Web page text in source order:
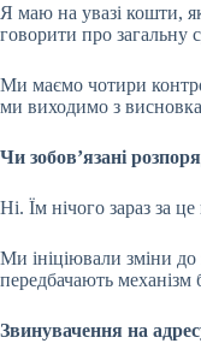
Я маю на увазі кошти,
говорити про загальну
Ми маємо чотири
ми виходимо з
Чи зобов’язані
Ні. Їм нічого зараз за
Ми ініціювали зміни до
передбачають
Звинувачення на